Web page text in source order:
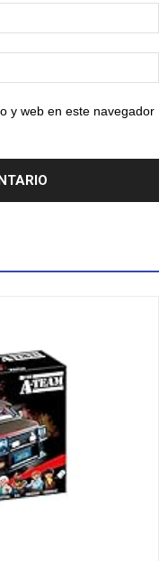
y web en este navegador